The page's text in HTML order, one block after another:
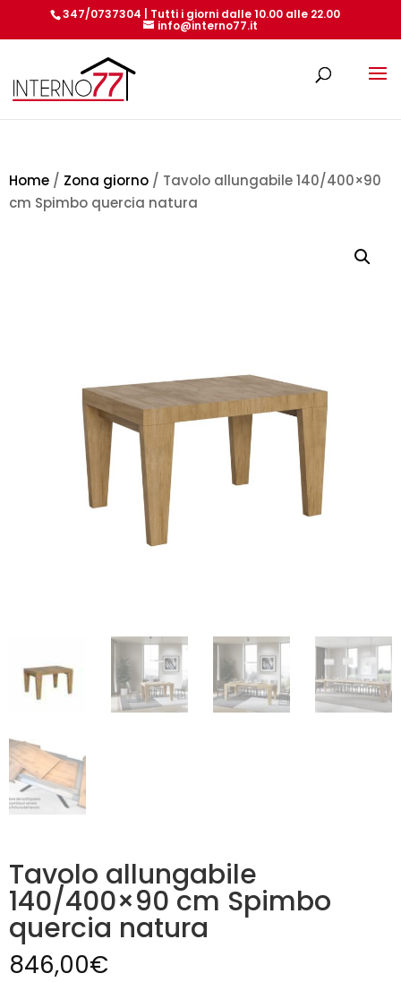
347/0737304 | Tutti i giorni dalle 10.00 alle 22.00
info@interno77.it
Home / Zona giorno / Tavolo allungabile 140/400×90
cm Spimbo quercia natura
Tavolo allungabile
140/400×90 cm Spimbo
quercia natura
846,00€